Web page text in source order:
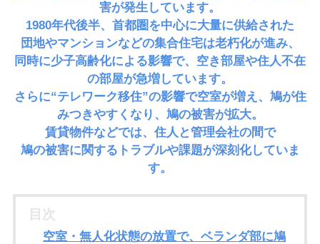
害が発生しています。
1980年代後半、首都圏を中心に大量に供給された
団地やマンションなどの集合住宅は老朽化が進み、
同時に少子高齢化による影響で、空き部屋や住人不在
の部屋が急増しています。
さらに“テレワーク移住”の影響で空室が増え、鳩が住
みつきやすくなり、鳩の被害が拡大。
賃貸物件などでは、住人と管理会社の間で
鳩の被害に関するトラブルや課題が深刻化していま
す。
目次
空室・無人化状態の放置で、ベランダ部に鳩